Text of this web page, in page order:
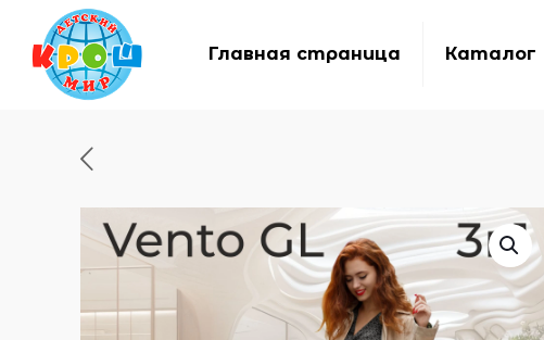
Главная страница Каталог